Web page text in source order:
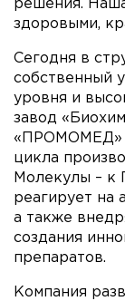
решения.
здоровыми,
Сегодня в
собственный
уровня и
завод
«ПРОМОМЕД»
цикла
Молекулы – к
реагирует на
а также
создания
препаратов.
Компания